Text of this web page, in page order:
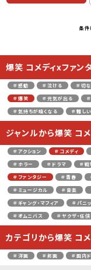
条件
爆笑 コメディxファン
＃感動 ＃泣ける ＃切
＃爆笑
＃元気が出る
＃気持ちが暗くなる
＃難しい
ジャンルから爆笑 コ
＃アクション ＃コメディ
＃ホラー
＃ドラマ ＃戦
＃ファンタジー
＃青春
＃ミュージカル
＃音楽
＃ギャング・マフィア
＃パニ
＃オムニバス
＃ヤクザ・任侠
カテゴリから爆笑 コ
＃洋画 ＃邦画 ＃国内